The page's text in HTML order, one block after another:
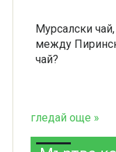
Мурсалски
между
чай?
гледай още »